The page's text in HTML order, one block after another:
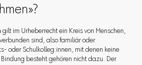
gilt im Urheberrecht ein Kreis von Menschen,
sind, also familiär oder
oder Schulkolleg:innen, mit denen keine
besteht gehören nicht dazu. Der